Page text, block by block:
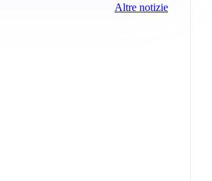
Altre notizie